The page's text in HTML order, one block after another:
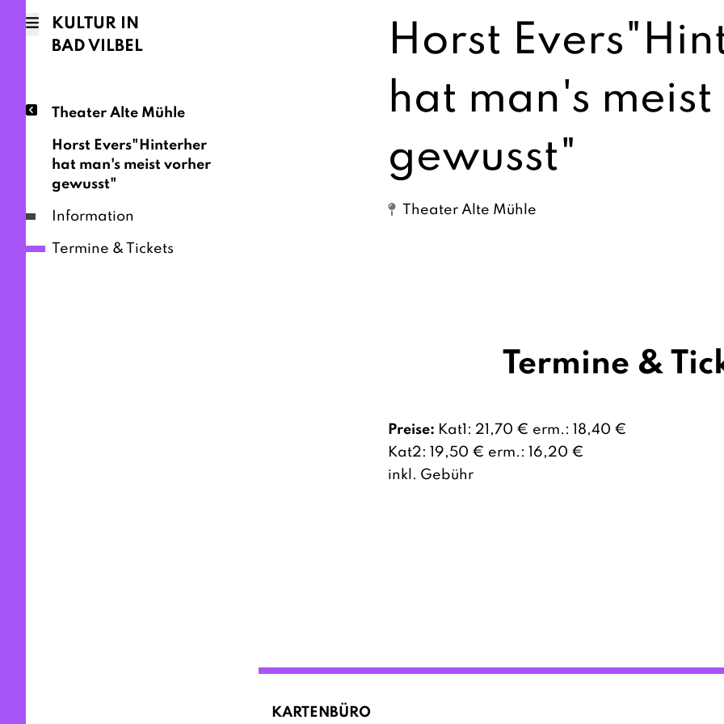
KULTUR IN
BAD VILBEL
Theater Alte Mühle
Horst Evers"Hinterher
hat man's meist vorher
gewusst"
Information
Termine & Tickets
Horst
hat man's
gewusst"
Theater Alte Mühle
Termine &
Preise: Kat1: 21,70 € erm.: 18,40 €
Kat2: 19,50 € erm.: 16,20 €
inkl. Gebühr
KARTENBÜRO